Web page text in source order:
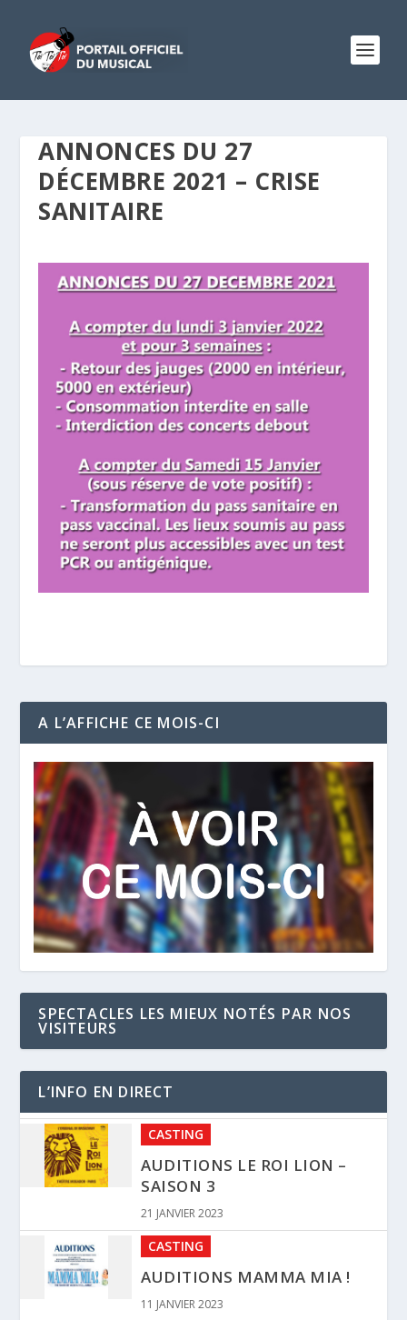
ANNONCES DU 27
DÉCEMBRE 2021 – CRISE
SANITAIRE
A L’AFFICHE CE MOIS-CI
SPECTACLES LES MIEUX NOTÉS PAR NOS
VISITEURS
L’INFO EN DIRECT
CASTING
AUDITIONS LE ROI LION –
SAISON 3
21 JANVIER 2023
CASTING
AUDITIONS MAMMA MIA !
11 JANVIER 2023